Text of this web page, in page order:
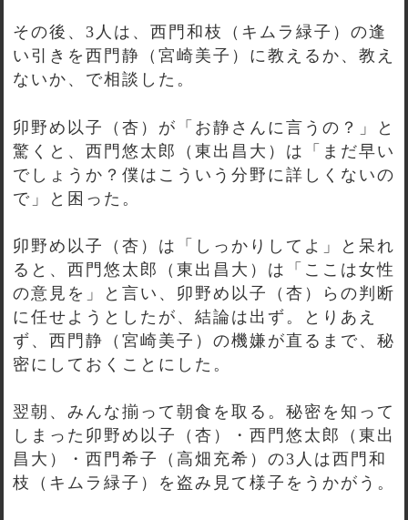
その後、3人は、西門和枝（キムラ緑子）の逢
い引きを西門静（宮崎美子）に教えるか、教え
ないか、で相談した。
卯野め以子（杏）が「お静さんに言うの？」と
驚くと、西門悠太郎（東出昌大）は「まだ早い
でしょうか？僕はこういう分野に詳しくないの
で」と困った。
卯野め以子（杏）は「しっかりしてよ」と呆れ
ると、西門悠太郎（東出昌大）は「ここは女性
の意見を」と言い、卯野め以子（杏）らの判断
に任せようとしたが、結論は出ず。とりあえ
ず、西門静（宮崎美子）の機嫌が直るまで、秘
密にしておくことにした。
翌朝、みんな揃って朝食を取る。秘密を知って
しまった卯野め以子（杏）・西門悠太郎（東出
昌大）・西門希子（高畑充希）の3人は西門和
枝（キムラ緑子）を盗み見て様子をうかがう。